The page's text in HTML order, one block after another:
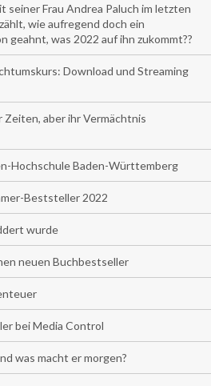
seiner Frau Andrea Paluch im letzten
wie aufregend doch ein
geahnt, was 2022 auf ihn zukommt??
Download und Streaming
aber ihr Vermächtnis
Hochschule Baden-Württemberg
Beststeller 2022
wurde
neuen Buchbestseller
bei Media Control
was macht er morgen?